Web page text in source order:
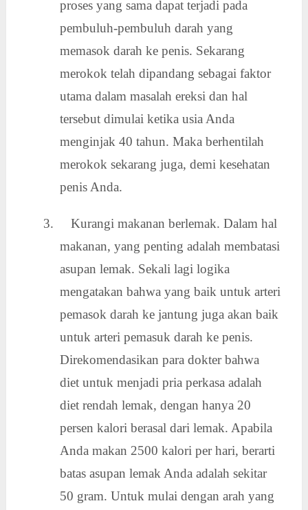
proses yang sama dapat terjadi pada
pembuluh-pembuluh darah yang
memasok darah ke penis. Sekarang
merokok telah dipandang sebagai faktor
utama dalam masalah ereksi dan hal
tersebut dimulai ketika usia Anda
menginjak 40 tahun. Maka berhentilah
merokok sekarang juga, demi kesehatan
penis Anda.
3. Kurangi makanan berlemak. Dalam hal
makanan, yang penting adalah membatasi
asupan lemak. Sekali lagi logika
mengatakan bahwa yang baik untuk arteri
pemasok darah ke jantung juga akan baik
untuk arteri pemasuk darah ke penis.
Direkomendasikan para dokter bahwa
diet untuk menjadi pria perkasa adalah
diet rendah lemak, dengan hanya 20
persen kalori berasal dari lemak. Apabila
Anda makan 2500 kalori per hari, berarti
batas asupan lemak Anda adalah sekitar
50 gram. Untuk mulai dengan arah yang